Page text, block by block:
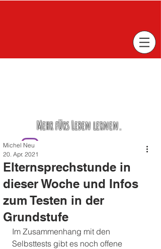
Mehr fürs Leben lernen.
Elternsprechstunde in
dieser Woche und Infos
zum Testen in der
Grundstufe
Michel Neu
20. Apr. 2021
Im Zusammenhang mit den
Selbsttests gibt es noch offene